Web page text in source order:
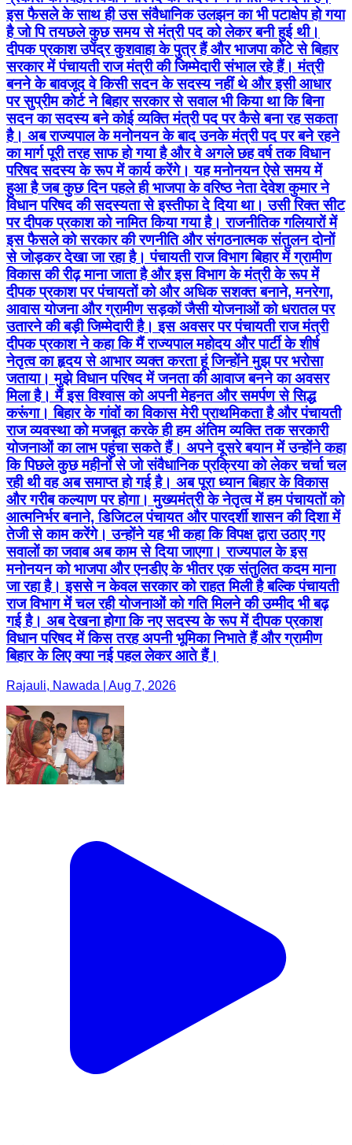
इस फैसले के साथ ही उस संवैधानिक उलझन का भी पटाक्षेप हो गया
है जो पि तयछले कुछ समय से मंत्री पद को लेकर बनी हुई थी।
दीपक प्रकाश उपेंद्र कुशवाहा के पुत्र हैं और भाजपा कोटे से बिहार
सरकार में पंचायती राज मंत्री की जिम्मेदारी संभाल रहे हैं। मंत्री
बनने के बावजूद वे किसी सदन के सदस्य नहीं थे और इसी आधार
पर सुप्रीम कोर्ट ने बिहार सरकार से सवाल भी किया था कि बिना
सदन का सदस्य बने कोई व्यक्ति मंत्री पद पर कैसे बना रह सकता
है। अब राज्यपाल के मनोनयन के बाद उनके मंत्री पद पर बने रहने
का मार्ग पूरी तरह साफ हो गया है और वे अगले छह वर्ष तक विधान
परिषद सदस्य के रूप में कार्य करेंगे। यह मनोनयन ऐसे समय में
हुआ है जब कुछ दिन पहले ही भाजपा के वरिष्ठ नेता देवेश कुमार ने
विधान परिषद की सदस्यता से इस्तीफा दे दिया था। उसी रिक्त सीट
पर दीपक प्रकाश को नामित किया गया है। राजनीतिक गलियारों में
इस फैसले को सरकार की रणनीति और संगठनात्मक संतुलन दोनों
से जोड़कर देखा जा रहा है। पंचायती राज विभाग बिहार में ग्रामीण
विकास की रीढ़ माना जाता है और इस विभाग के मंत्री के रूप में
दीपक प्रकाश पर पंचायतों को और अधिक सशक्त बनाने, मनरेगा,
आवास योजना और ग्रामीण सड़कों जैसी योजनाओं को धरातल पर
उतारने की बड़ी जिम्मेदारी है। इस अवसर पर पंचायती राज मंत्री
दीपक प्रकाश ने कहा कि मैं राज्यपाल महोदय और पार्टी के शीर्ष
नेतृत्व का हृदय से आभार व्यक्त करता हूं जिन्होंने मुझ पर भरोसा
जताया। मुझे विधान परिषद में जनता की आवाज बनने का अवसर
मिला है। मैं इस विश्वास को अपनी मेहनत और समर्पण से सिद्ध
करूंगा। बिहार के गांवों का विकास मेरी प्राथमिकता है और पंचायती
राज व्यवस्था को मजबूत करके ही हम अंतिम व्यक्ति तक सरकारी
योजनाओं का लाभ पहुंचा सकते हैं। अपने दूसरे बयान में उन्होंने कहा
कि पिछले कुछ महीनों से जो संवैधानिक प्रक्रिया को लेकर चर्चा चल
रही थी वह अब समाप्त हो गई है। अब पूरा ध्यान बिहार के विकास
और गरीब कल्याण पर होगा। मुख्यमंत्री के नेतृत्व में हम पंचायतों को
आत्मनिर्भर बनाने, डिजिटल पंचायत और पारदर्शी शासन की दिशा में
तेजी से काम करेंगे। उन्होंने यह भी कहा कि विपक्ष द्वारा उठाए गए
सवालों का जवाब अब काम से दिया जाएगा। राज्यपाल के इस
मनोनयन को भाजपा और एनडीए के भीतर एक संतुलित कदम माना
जा रहा है। इससे न केवल सरकार को राहत मिली है बल्कि पंचायती
राज विभाग में चल रही योजनाओं को गति मिलने की उम्मीद भी बढ़
गई है। अब देखना होगा कि नए सदस्य के रूप में दीपक प्रकाश
विधान परिषद में किस तरह अपनी भूमिका निभाते हैं और ग्रामीण
बिहार के लिए क्या नई पहल लेकर आते हैं।
Rajauli, Nawada | Aug 7, 2026